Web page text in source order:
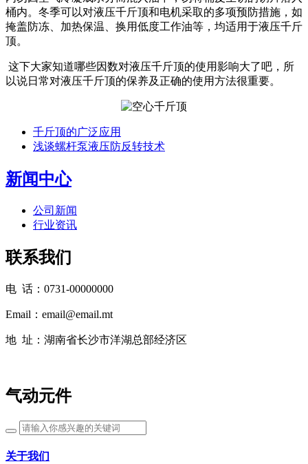
桶内。冬季可以对液压千斤顶和电机采取的多项预防措施，如
掩盖防冻、加热保温、换用低度工作油等，均适用于液压千斤
顶。
这下大家知道哪些因数对液压千斤顶的使用影响大了吧，所
以说日常对液压千斤顶的保养及正确的使用方法很重要。
千斤顶的广泛应用
浅谈螺杆泵液压防反转技术
新闻中心
公司新闻
行业资讯
联系我们
电 话：0731-00000000
Email：email@email.mt
地 址：湖南省长沙市洋湖总部经济区
气动元件
关于我们